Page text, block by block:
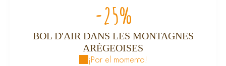
-25%
BOL D'AIR DANS LES MONTAGNES
ARÈGEOISES
¡Por el momento!